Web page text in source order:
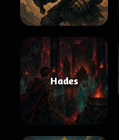
Hades